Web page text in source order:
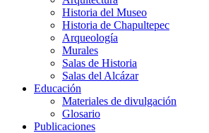
Historia del Museo
Historia de Chapultepec
Arqueología
Murales
Salas de Historia
Salas del Alcázar
Educación
Materiales de divulgación
Glosario
Publicaciones